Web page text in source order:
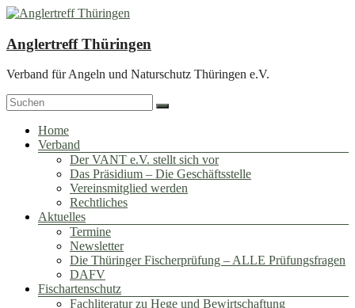
Zum
springen
Anglertreff Thüringen
Verband für Angeln und Naturschutz Thüringen e.V.
Menü
Home
Verband
Der VANT e.V. stellt sich vor
Das Präsidium – Die Geschäftsstelle
Vereinsmitglied werden
Rechtliches
Aktuelles
Termine
Newsletter
Die Thüringer Fischerprüfung – ALLE Prüfungsfragen
DAFV
Fischartenschutz
Fachliteratur zu Hege und Bewirtschaftung